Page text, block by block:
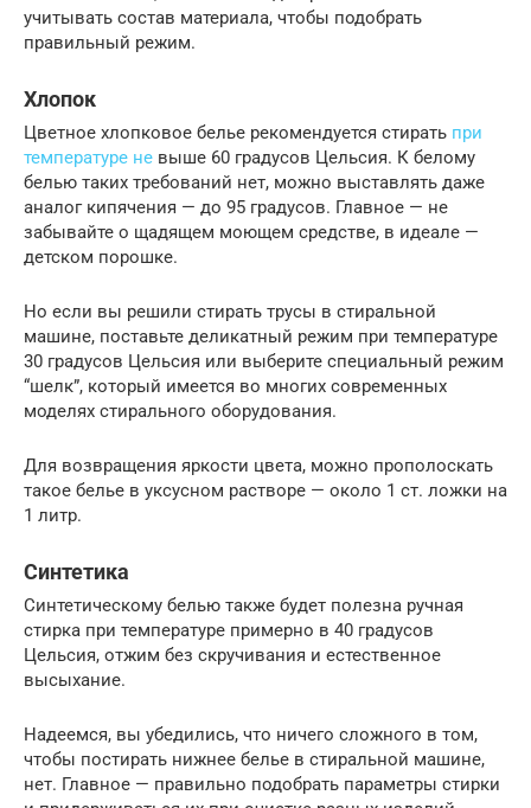
учитывать состав материала, чтобы подобрать
правильный режим.
Хлопок
Цветное хлопковое белье рекомендуется стирать при
температуре не выше 60 градусов Цельсия. К белому
белью таких требований нет, можно выставлять даже
аналог кипячения — до 95 градусов. Главное — не
забывайте о щадящем моющем средстве, в идеале —
детском порошке.
Но если вы решили стирать трусы в стиральной
машине, поставьте деликатный режим при температуре
30 градусов Цельсия или выберите специальный режим
“шелк”, который имеется во многих современных
моделях стирального оборудования.
Для возвращения яркости цвета, можно прополоскать
такое белье в уксусном растворе — около 1 ст. ложки на
1 литр.
Синтетика
Синтетическому белью также будет полезна ручная
стирка при температуре примерно в 40 градусов
Цельсия, отжим без скручивания и естественное
высыхание.
Надеемся, вы убедились, что ничего сложного в том,
чтобы постирать нижнее белье в стиральной машине,
нет. Главное — правильно подобрать параметры стирки